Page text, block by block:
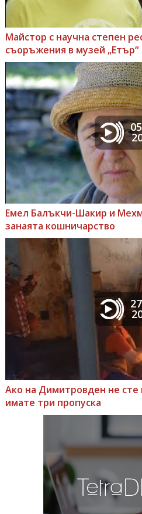
Майстор с научна степен
съоръжения в музей „Етър“
Емел Балъкчи-Шакир и
занаята кошничарство
Ако на Димитровден не сте
имате три пропуска